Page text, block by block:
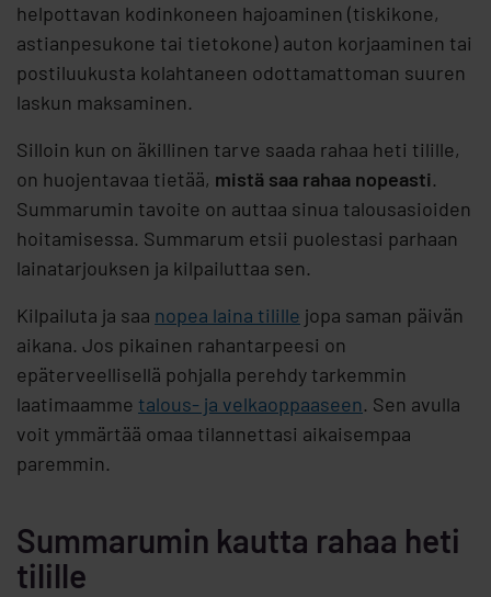
helpottavan kodinkoneen hajoaminen (tiskikone,
astianpesukone tai tietokone) auton korjaaminen tai
postiluukusta kolahtaneen odottamattoman suuren
laskun maksaminen.
Silloin kun on äkillinen tarve saada rahaa heti tilille,
on huojentavaa tietää, mistä saa rahaa nopeasti.
Summarumin tavoite on auttaa sinua talousasioiden
hoitamisessa. Summarum etsii puolestasi parhaan
lainatarjouksen ja kilpailuttaa sen.
Kilpailuta ja saa nopea laina tilille jopa saman päivän
aikana. Jos pikainen rahantarpeesi on
epäterveellisellä pohjalla perehdy tarkemmin
laatimaamme talous- ja velkaoppaaseen. Sen avulla
voit ymmärtää omaa tilannettasi aikaisempaa
paremmin.
Summarumin kautta rahaa heti
tilille